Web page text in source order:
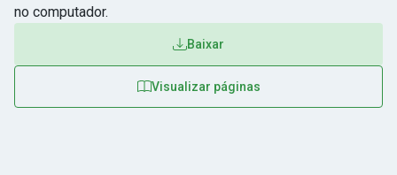
no computador.
Baixar
Visualizar páginas